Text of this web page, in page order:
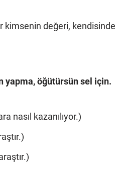
kimsenin değeri, kendisinde
yapma, öğütürsün sel için.
nasıl kazanılıyor.)